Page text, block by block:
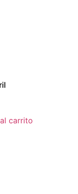
carrito